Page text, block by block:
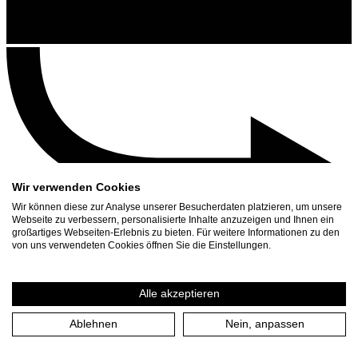
Kontakt
Presse Download
Wir verwenden Cookies
Wir können diese zur Analyse unserer Besucherdaten platzieren, um unsere
Webseite zu verbessern, personalisierte Inhalte anzuzeigen und Ihnen ein
großartiges Webseiten-Erlebnis zu bieten. Für weitere Informationen zu den
von uns verwendeten Cookies öffnen Sie die Einstellungen.
Alle akzeptieren
Ablehnen Nein, anpassen